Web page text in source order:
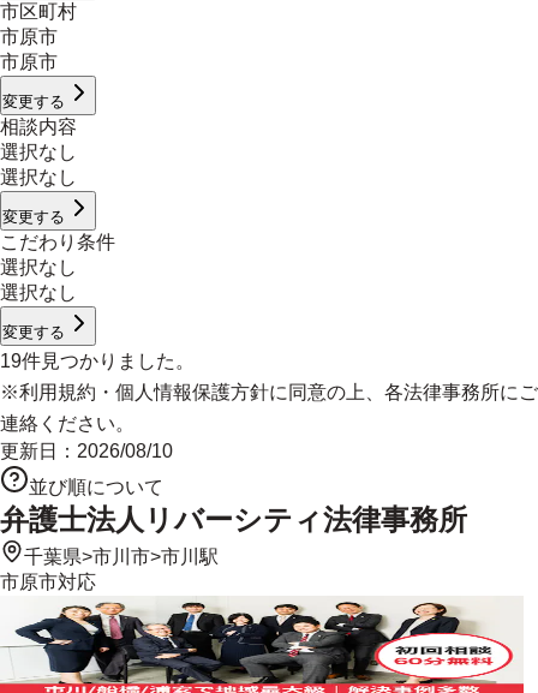
市区町村
市原市
市原市
変更する
相談内容
選択なし
選択なし
変更する
こだわり条件
選択なし
選択なし
変更する
19件見つかりました。
※利用規約 ・ 個人情報保護方針に同意の上、各法律事務所にご
連絡ください。
更新日： 2026/08/10
並び順について
弁護士法人リバーシティ法律事務所
千葉県>市川市>市川駅
市原市対応